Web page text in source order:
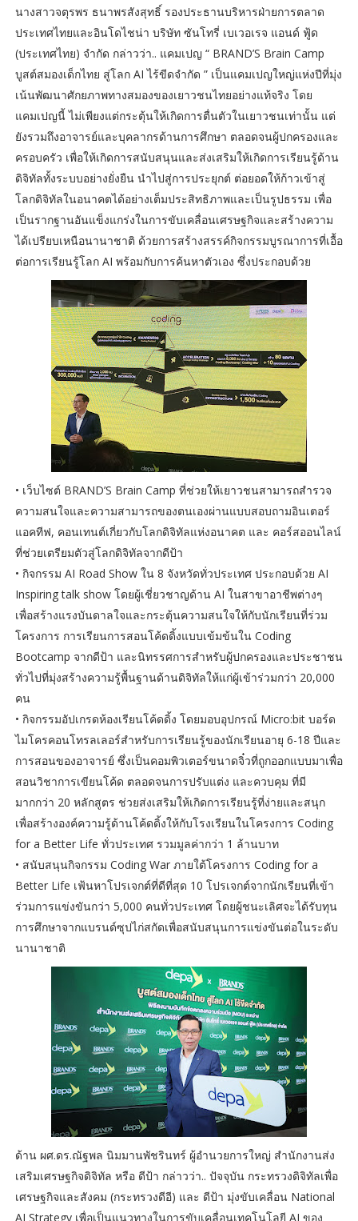
นางสาวจตุรพร ธนาพรสังสุทธิ์ รองประธานบริหารฝ่ายการตลาด
ประเทศไทยและอินโดไชน่า บริษัท ซันโทรี่ เบเวอเรจ แอนด์ ฟู้ด
(ประเทศไทย) จำกัด กล่าวว่า.. แคมเปญ “ BRAND’S Brain Camp
บูสต์สมองเด็กไทย สู่โลก AI ไร้ขีดจำกัด ” เป็นแคมเปญใหญ่แห่งปีที่มุ่ง
เน้นพัฒนาศักยภาพทางสมองของเยาวชนไทยอย่างแท้จริง โดย
แคมเปญนี้ ไม่เพียงแต่กระตุ้นให้เกิดการตื่นตัวในเยาวชนเท่านั้น แต่
ยังรวมถึงอาจารย์และบุคลากรด้านการศึกษา ตลอดจนผู้ปกครองและ
ครอบครัว เพื่อให้เกิดการสนับสนุนและส่งเสริมให้เกิดการเรียนรู้ด้าน
ดิจิทัลทั้งระบบอย่างยั่งยืน นำไปสู่การประยุกต์ ต่อยอดให้ก้าวเข้าสู่
โลกดิจิทัลในอนาคตได้อย่างเต็มประสิทธิภาพและเป็นรูปธรรม เพื่อ
เป็นรากฐานอันแข็งแกร่งในการขับเคลื่อนเศรษฐกิจและสร้างความ
ได้เปรียบเหนือนานาชาติ ด้วยการสร้างสรรค์กิจกรรมบูรณาการที่เอื้อ
ต่อการเรียนรู้โลก AI พร้อมกับการค้นหาตัวเอง ซึ่งประกอบด้วย
• เว็บไซต์ BRAND’S Brain Camp ที่ช่วยให้เยาวชนสามารถสำรวจ
ความสนใจและความสามารถของตนเองผ่านแบบสอบถามอินเตอร์
แอคทีฟ, คอนเทนต์เกี่ยวกับโลกดิจิทัลแห่งอนาคต และ คอร์สออนไลน์
ที่ช่วยเตรียมตัวสู่โลกดิจิทัลจากดีป้า
• กิจกรรม AI Road Show ใน 8 จังหวัดทั่วประเทศ ประกอบด้วย AI
Inspiring talk show โดยผู้เชี่ยวชาญด้าน AI ในสาขาอาชีพต่างๆ
เพื่อสร้างแรงบันดาลใจและกระตุ้นความสนใจให้กับนักเรียนที่ร่วม
โครงการ การเรียนการสอนโค้ดดิ้งแบบเข้มข้นใน Coding
Bootcamp จากดีป้า และนิทรรศการสำหรับผู้ปกครองและประชาชน
ทั่วไปที่มุ่งสร้างความรู้พื้นฐานด้านดิจิทัลให้แก่ผู้เข้าร่วมกว่า 20,000
คน
• กิจกรรมอัปเกรดห้องเรียนโค้ดดิ้ง โดยมอบอุปกรณ์ Micro:bit บอร์ด
ไมโครคอนโทรลเลอร์สำหรับการเรียนรู้ของนักเรียนอายุ 6-18 ปีและ
การสอนของอาจารย์ ซึ่งเป็นคอมพิวเตอร์ขนาดจิ๋วที่ถูกออกแบบมาเพื่อ
สอนวิชาการเขียนโค้ด ตลอดจนการปรับแต่ง และควบคุม ที่มี
มากกว่า 20 หลักสูตร ช่วยส่งเสริมให้เกิดการเรียนรู้ที่ง่ายและสนุก
เพื่อสร้างองค์ความรู้ด้านโค้ดดิ้งให้กับโรงเรียนในโครงการ Coding
for a Better Life ทั่วประเทศ รวมมูลค่ากว่า 1 ล้านบาท
• สนับสนุนกิจกรรม Coding War ภายใต้โครงการ Coding for a
Better Life เฟ้นหาโปรเจกต์ที่ดีที่สุด 10 โปรเจกต์จากนักเรียนที่เข้า
ร่วมการแข่งขันกว่า 5,000 คนทั่วประเทศ โดยผู้ชนะเลิศจะได้รับทุน
การศึกษาจากแบรนด์ซุปไก่สกัดเพื่อสนับสนุนการแข่งขันต่อในระดับ
นานาชาติ
ด้าน ผศ.ดร.ณัฐพล นิมมานพัชรินทร์ ผู้อำนวยการใหญ่ สำนักงานส่ง
เสริมเศรษฐกิจดิจิทัล หรือ ดีป้า กล่าวว่า.. ปัจจุบัน กระทรวงดิจิทัลเพื่อ
เศรษฐกิจและสังคม (กระทรวงดีอี) และ ดีป้า มุ่งขับเคลื่อน National
AI Strategy เพื่อเป็นแนวทางในการขับเคลื่อนเทคโนโลยี AI ของ